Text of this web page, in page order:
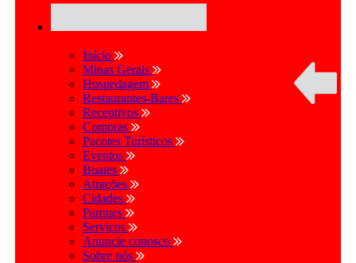
Início
Minas Gerais
Hospedagem
Restaurantes-Bares
Receptivos
Compras
Pacotes Turísticos
Eventos
Boates
Atrações
Cidades
Parques
Serviços
Anuncie conosco
Sobre nós